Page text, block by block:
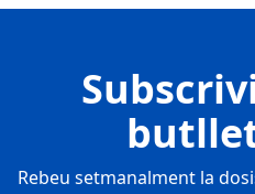
Rebeu setmanalment la